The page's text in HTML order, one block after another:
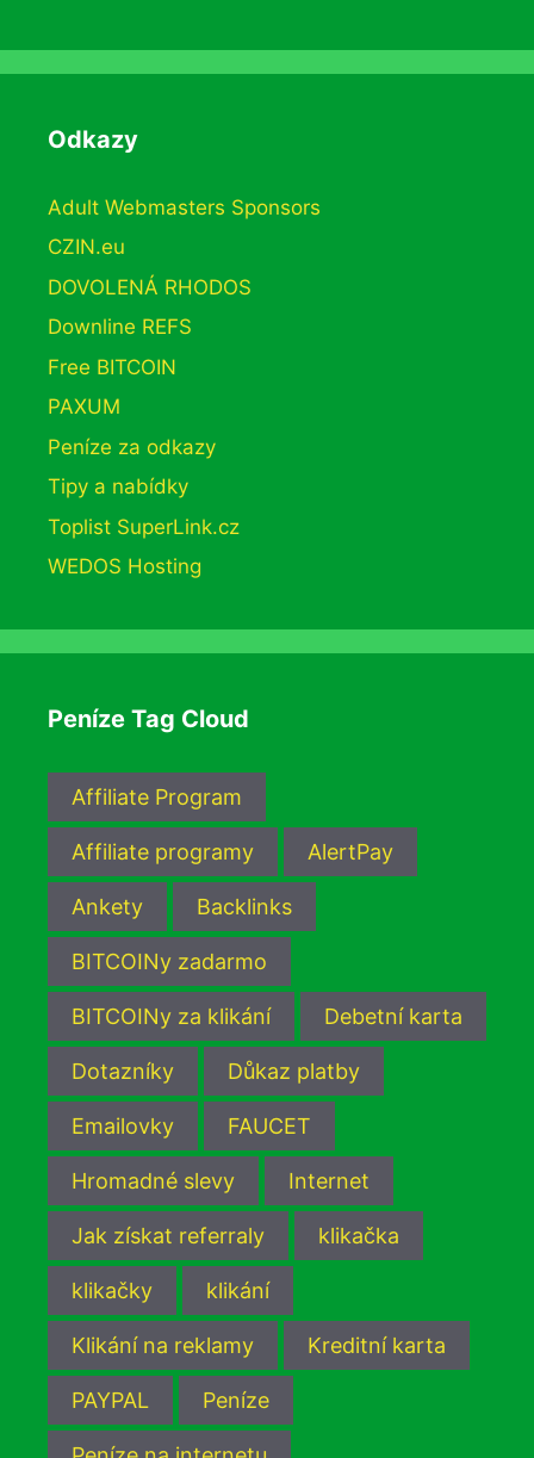
Odkazy
Adult Webmasters Sponsors
CZIN.eu
DOVOLENÁ RHODOS
Downline REFS
Free BITCOIN
PAXUM
Peníze za odkazy
Tipy a nabídky
Toplist SuperLink.cz
WEDOS Hosting
Peníze Tag Cloud
Affiliate Program
Affiliate programy AlertPay
Ankety Backlinks
BITCOINy zadarmo
BITCOINy za klikání Debetní karta
Dotazníky Důkaz platby
Emailovky FAUCET
Hromadné slevy Internet
Jak získat referraly klikačka
klikačky klikání
Klikání na reklamy Kreditní karta
PAYPAL Peníze